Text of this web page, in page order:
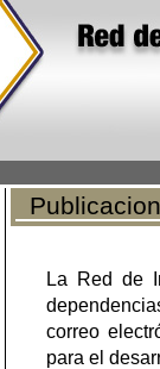
La Red de
correo
para el